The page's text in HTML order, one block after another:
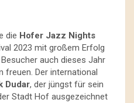
die Hofer Jazz Nights
2023 mit großem Erfolg
auch dieses Jahr
freuen. Der international
Dudar, der jüngst für sein
Stadt Hof ausgezeichnet